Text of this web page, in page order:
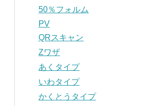
50％フォルム
PV
QRスキャン
Zワザ
あくタイプ
いわタイプ
かくとうタイプ